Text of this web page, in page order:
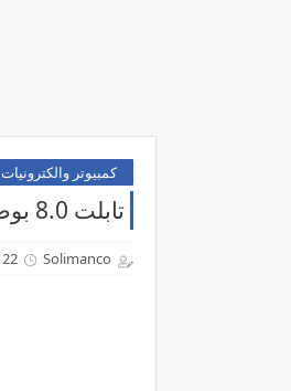
كمبيوتر والكترونيات
تابلت 8.0 بوصة 16 جيجا بايت
Solimanco 22 سبتمبر 2020